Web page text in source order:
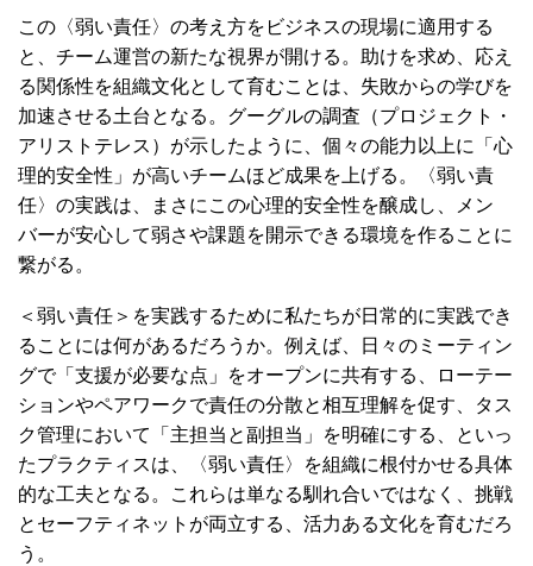
この〈弱い責任〉の考え方をビジネスの現場に適用する
と、チーム運営の新たな視界が開ける。助けを求め、応え
る関係性を組織文化として育むことは、失敗からの学びを
加速させる土台となる。グーグルの調査（プロジェクト・
アリストテレス）が示したように、個々の能力以上に「心
理的安全性」が高いチームほど成果を上げる。〈弱い責
任〉の実践は、まさにこの心理的安全性を醸成し、メン
バーが安心して弱さや課題を開示できる環境を作ることに
繋がる。
＜弱い責任＞を実践するために私たちが日常的に実践でき
ることには何があるだろうか。例えば、日々のミーティン
グで「支援が必要な点」をオープンに共有する、ローテー
ションやペアワークで責任の分散と相互理解を促す、タス
ク管理において「主担当と副担当」を明確にする、といっ
たプラクティスは、〈弱い責任〉を組織に根付かせる具体
的な工夫となる。これらは単なる馴れ合いではなく、挑戦
とセーフティネットが両立する、活力ある文化を育むだろ
う。